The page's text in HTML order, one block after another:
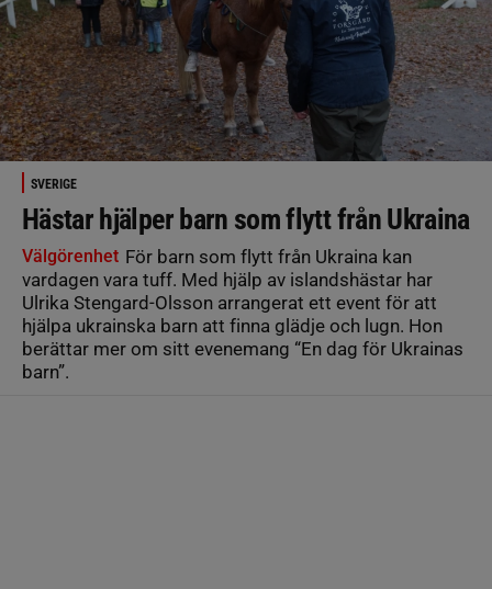
SVERIGE
Hästar hjälper barn som flytt från Ukraina
Välgörenhet För barn som flytt från Ukraina kan
vardagen vara tuff. Med hjälp av islandshästar har
Ulrika Stengard-Olsson arrangerat ett event för att
hjälpa ukrainska barn att finna glädje och lugn. Hon
berättar mer om sitt evenemang “En dag för Ukrainas
barn”.